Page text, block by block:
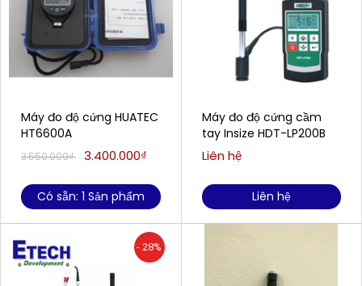
Máy đo độ cứng HUATEC
HT6600A
3.550.000₫ 3.400.000₫
Có sẵn: 1 Sản phẩm
- 28%
Máy đo độ cứng cầm
tay Insize HDT-LP200B
Liên hệ
Liên hệ